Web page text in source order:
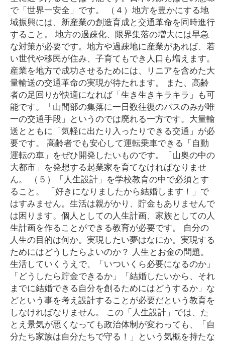
で「世界一安全」です。 （４）地方を豊かにする地
域振興には、新産業の創造育成と交通革命を同時進行
すること。 地方の過疎化、限界集落の増大には早急
な対策が必要です。地方や過疎地に産業があれば、若
い世代や移民が住み、子育てもでき人口も増えます。
産業を地方で成功させるためには、リニアを含めた大
量輸送の交通革命の実現が待たれます。 また、高齢
者の足回りが快適になれば「生き生きキラキラ」も可
能です。「山間部の集落に一日数往復のバスのみが唯
一の交通手段」というのでは廃れる一方です。大量輸
送とともに「気軽に出たり入ったりできる交通」が必
要です。 高齢者でも安心して運転乗車できる「自動
運転の車」をぜひ開発したいものです。「山奥の中の
大都市」を発想する起業家を育てなければなりませ
ん。 （５）「人生設計」を学校教育の中で必須とす
ること。 「好きになりましたから結婚します！」で
はすみません。生活は親がかり、貯金もありませんで
は困ります。個人としての人生計画、家族としての人
生計画を作ることができる教育が必要です。 自分の
人生の目的は何か。実現したい夢はなにか。実現する
ためにはどうしたらよいのか？ 人生とお金の問題。
生活していくうえで、「いついくら必要になるのか」
「どうしたら貯金できるか」「結婚したいから、それ
までに結婚できる自分を創るためにはどうするか」な
どという事を考え設計することが必要だという教育を
しなければなりません。 この「人生設計」では、た
とえ景気が悪くなっても政治体制が変わっても、「自
分たち家族は自分たちで守る！」という気概を持たな